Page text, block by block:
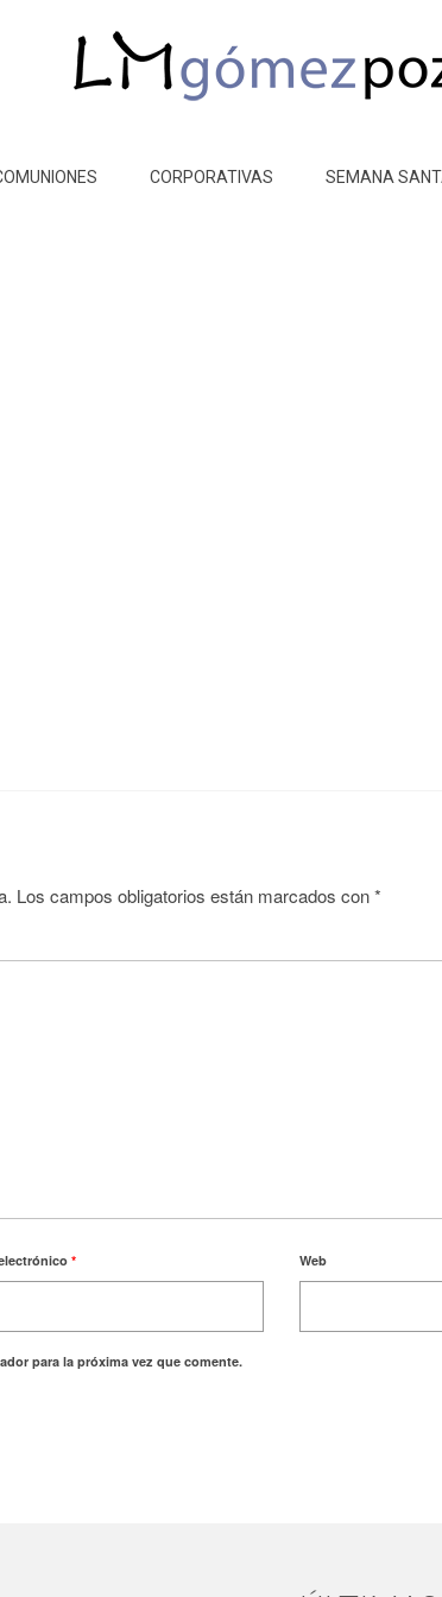
CORPORATIVAS SEMANA
Los campos obligatorios están marcados con*
* Web
para la próxima vez que comente.